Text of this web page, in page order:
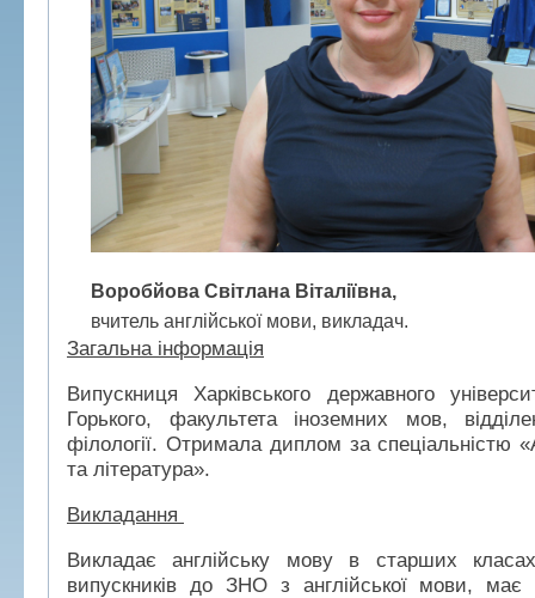
Воробйова Світлана Віталіївна,
вчитель англійської мови, викладач.
Загальна інформація
Випускниця Харківського державного
Горького, факультета іноземних мов,
філології. Отримала диплом за спеціальністю
та література».
Викладання
Викладає англійську мову в старших
випускників до ЗНО з англійської мови, має